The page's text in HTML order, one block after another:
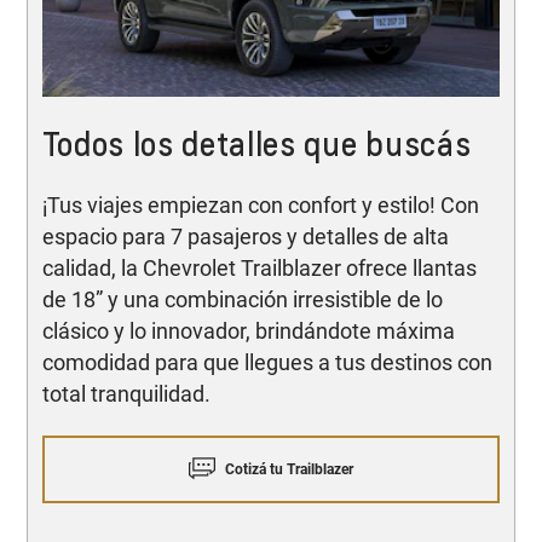
Todos los detalles que buscás
¡Tus viajes empiezan con confort y estilo! Con
espacio para 7 pasajeros y detalles de alta
calidad, la Chevrolet Trailblazer ofrece llantas
de 18” y una combinación irresistible de lo
clásico y lo innovador, brindándote máxima
comodidad para que llegues a tus destinos con
total tranquilidad.
Cotizá tu Trailblazer